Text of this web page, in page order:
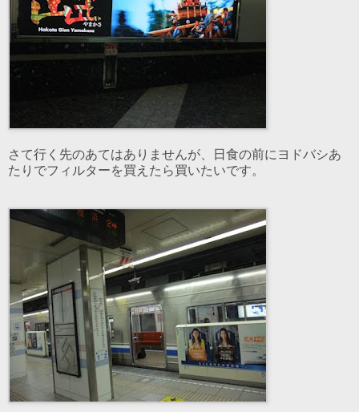
さて行く先のあてはありませんが、日食の前にヨドバシあ
たりでフィルターを買えたら買いたいです。